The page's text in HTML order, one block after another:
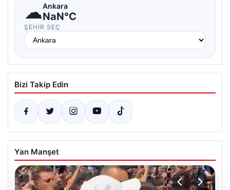
☁Ankara
NaN°C
ŞEHIR SEÇ
Bizi Takip Edin
Yan Manşet